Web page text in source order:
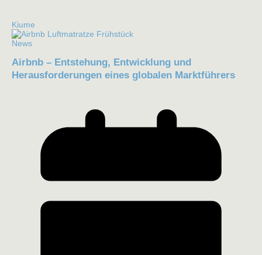
Kiume
News
Airbnb – Entstehung, Entwicklung und
Herausforderungen eines globalen Marktführers